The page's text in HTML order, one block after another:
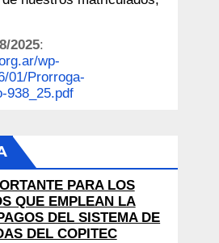
2025:
wp-
01/Prorroga-
938_25.pdf
PARA LOS
QUE EMPLEAN LA
DEL SISTEMA DE
DEL COPITEC